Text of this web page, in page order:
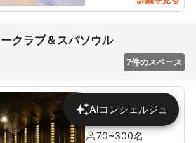
クラブ＆スパソウル
7件のスペース
クリスタルボ
ールルーム
70~300名
AIコンシェルジュ